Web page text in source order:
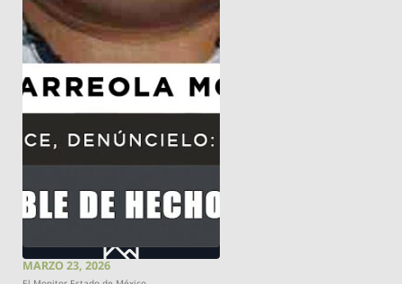
MARZO 23, 2026